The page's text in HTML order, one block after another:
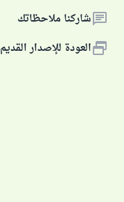
شاركنا ملاحظاتك
العودة للإصدار القديم